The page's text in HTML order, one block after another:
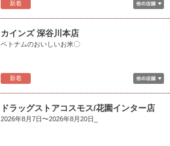
新着
新着
カインズ 深谷川本店
ベトナムのおいしいお米〇
ドラッグストアコスモス/花園インター店
2026年8月7日〜2026年8月20日_